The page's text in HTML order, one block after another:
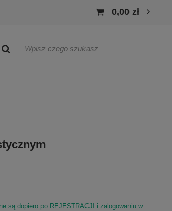
0,00 zł
są dopiero po REJESTRACJI i zalogowaniu w